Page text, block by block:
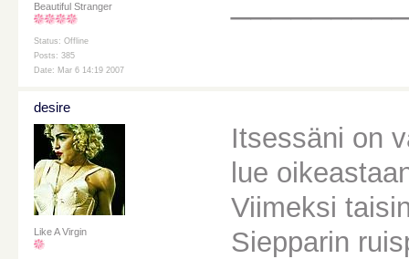
Beautiful Stranger
Status: Offline
Posts: 385
Date: Mar 6 14:19 2007
desire
Like A Virgin
Itsessäni on
lue
Viimeksi
Siepparin